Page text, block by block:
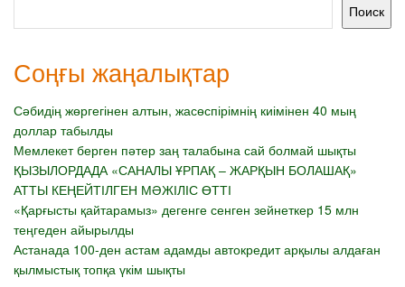
Поиск
Соңғы жаңалықтар
Сәбидің жөргегінен алтын, жасөспірімнің киімінен 40 мың
доллар табылды
Мемлекет берген пәтер заң талабына сай болмай шықты
ҚЫЗЫЛОРДАДА «САНАЛЫ ҰРПАҚ – ЖАРҚЫН БОЛАШАҚ»
АТТЫ КЕҢЕЙТІЛГЕН МӘЖІЛІС ӨТТІ
«Қарғысты қайтарамыз» дегенге сенген зейнеткер 15 млн
теңгеден айырылды
Астанада 100-ден астам адамды автокредит арқылы алдаған
қылмыстық топқа үкім шықты